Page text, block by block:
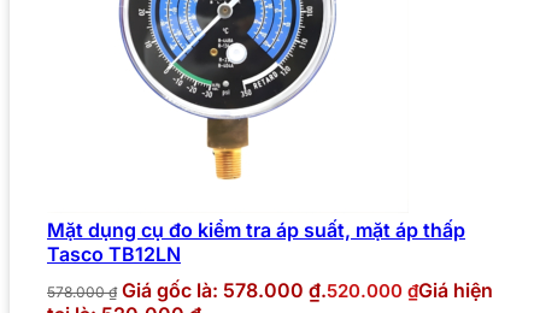
Mặt dụng cụ đo kiểm tra áp suất, mặt áp thấp
Tasco TB12LN
578.000₫ Giá gốc là: 578.000 ₫.520.000 ₫Giá hiện